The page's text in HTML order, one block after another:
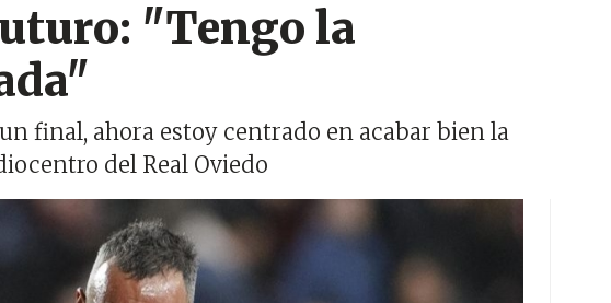
"Tengo la
final, ahora estoy centrado en acabar bien la
del Real Oviedo